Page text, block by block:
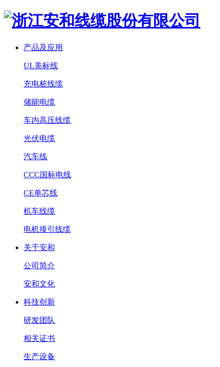
产品及应用
UL美标线
充电桩线缆
储能电缆
车内高压线缆
光伏电缆
汽车线
CCC国标电线
CE单芯线
机车线缆
电机接引线缆
关于安和
公司简介
安和文化
科技创新
研发团队
相关证书
生产设备